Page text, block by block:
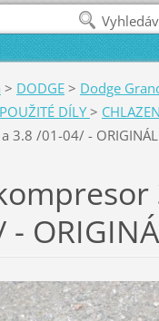
> DODGE > Dodge
DÍLY>
3.8 /01-04/ -
-